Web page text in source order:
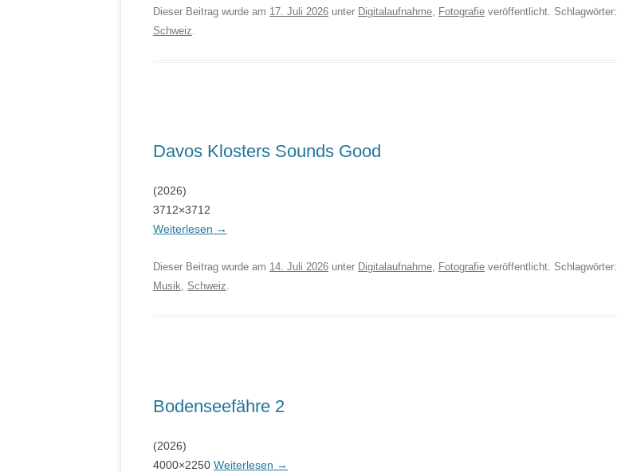
Dieser Beitrag wurde am 17. Juli 2026 unter Digitalaufnahme, Fotografie veröffentlicht. Schlagwörter:
Schweiz.
Davos Klosters Sounds Good
(2026)
3712×3712
Weiterlesen →
Dieser Beitrag wurde am 14. Juli 2026 unter Digitalaufnahme, Fotografie veröffentlicht. Schlagwörter:
Musik, Schweiz.
Bodenseefähre 2
(2026)
4000×2250 Weiterlesen →